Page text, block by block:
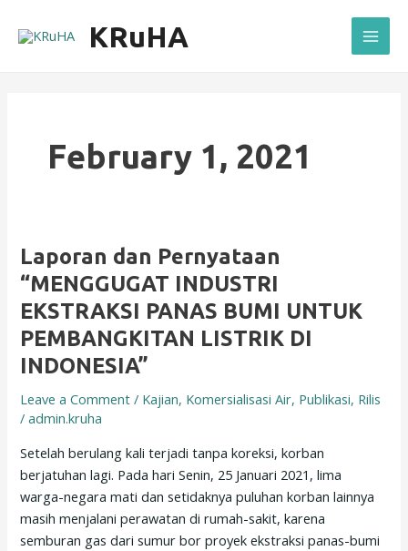
KRuHA
Main
February 1, 2021
Laporan dan Pernyataan
“MENGGUGAT INDUSTRI
EKSTRAKSI PANAS BUMI UNTUK
PEMBANGKITAN LISTRIK DI
INDONESIA”
Leave a Comment / Kajian, Komersialisasi Air, Publikasi, Rilis
/admin.kruha
Setelah berulang kali terjadi tanpa koreksi, korban
berjatuhan lagi. Pada hari Senin, 25 Januari 2021, lima
warga-negara mati dan setidaknya puluhan korban lainnya
masih menjalani perawatan di rumah-sakit, karena
semburan gas dari sumur bor proyek ekstraksi panas-bumi
Laporan
dan
Pernyataan
“MENGGUGAT
INDUSTRI
EKSTRAKSI
BUMI
UNTUK
PEMBANGKITAN
LISTRIK
DI
INDONESIA”